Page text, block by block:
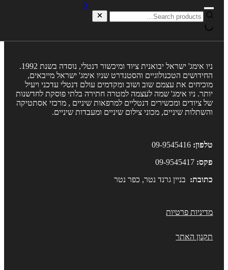
ניו אימג' ישראל יבואנית ציוד ומיכשור דנטלי, נוסדה בשנת 1992.
הטכנולוגיים והסטנדרט שניו אימג' ישראל מייבאים,
את עצמם שוב ושוב ומקדמים עולם דנטלי עדכני ויעיל
ניו אימג' שמה לעצמה למטרה חתירה בלתי פוסקת לחדשנות
ציודים ומכשירים דנטליים למרפאות שיניים , מרכזי אסתטיקה
שיניים, מכוני צילום שיניים ומעבדות שיניים.
09-9545416
09-9545417
בניין גרנד נטר, כפר נטר
פרטיות
האתר